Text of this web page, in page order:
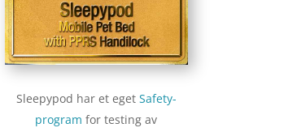
Sleepypod har et eget Safety-
program for testing av